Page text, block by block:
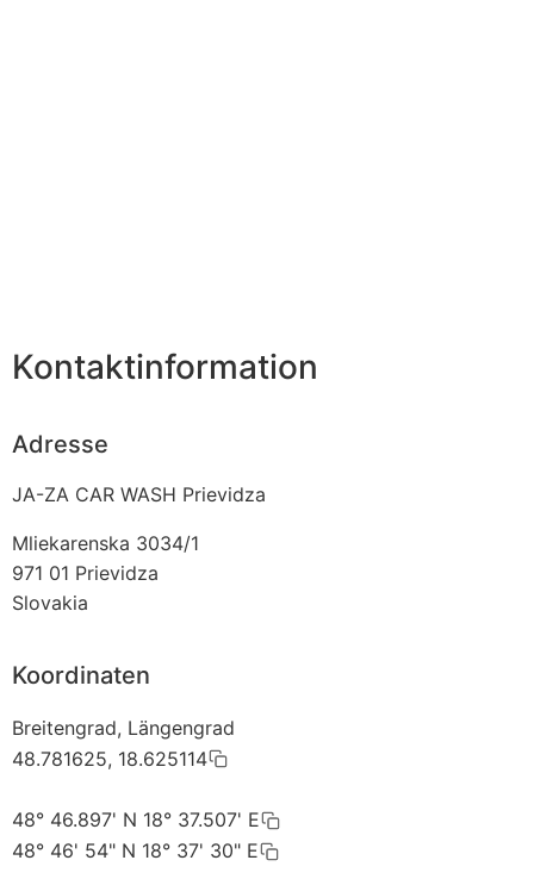
Kontaktinformation
Adresse
JA-ZA CAR WASH Prievidza
Mliekarenska 3034/1
971 01 Prievidza
Slovakia
Koordinaten
Breitengrad, Längengrad
48.781625, 18.625114
48° 46.897' N 18° 37.507' E
48° 46' 54" N 18° 37' 30" E